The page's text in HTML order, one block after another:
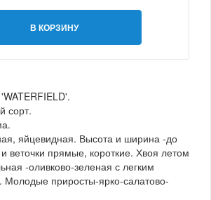
В КОРЗИНУ
сорт.
яйцевидная. Высота и ширина -до
веточки прямые, короткие. Хвоя летом
-оливково-зеленая с легким
Молодые приросты-ярко-салатово-